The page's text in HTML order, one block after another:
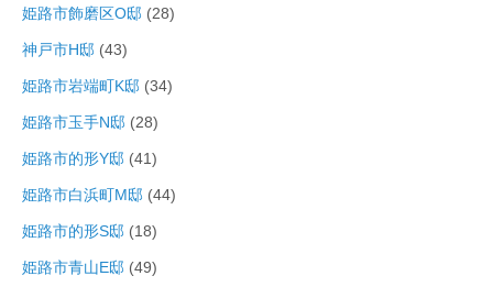
姫路市飾磨区O邸 (28)
神戸市H邸 (43)
姫路市岩端町K邸 (34)
姫路市玉手N邸 (28)
姫路市的形Y邸 (41)
姫路市白浜町M邸 (44)
姫路市的形S邸 (18)
姫路市青山E邸 (49)